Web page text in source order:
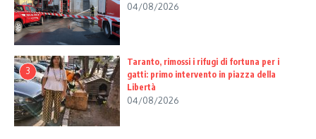
04/08/2026
3
Taranto, rimossi i rifugi di fortuna per i
gatti: primo intervento in piazza della
Libertà
04/08/2026